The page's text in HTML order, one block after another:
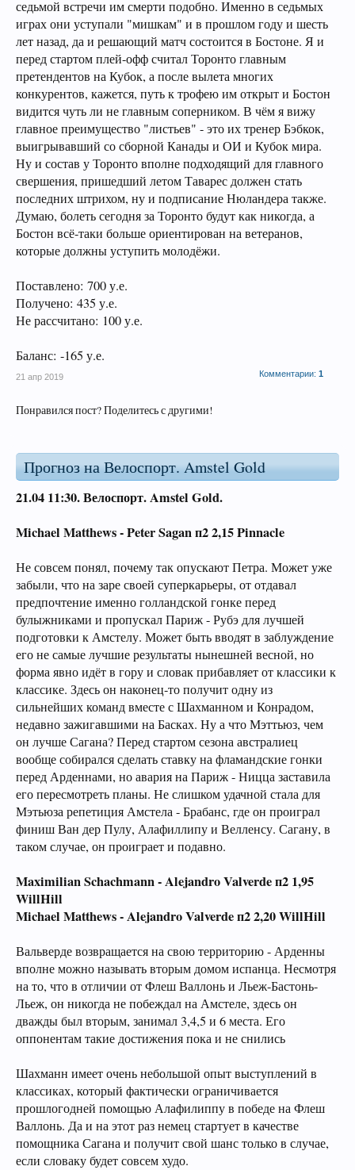
седьмой встречи им смерти подобно. Именно в седьмых
играх они уступали "мишкам" и в прошлом году и шесть
лет назад, да и решающий матч состоится в Бостоне. Я и
перед стартом плей-офф считал Торонто главным
претендентов на Кубок, а после вылета многих
конкурентов, кажется, путь к трофею им открыт и Бостон
видится чуть ли не главным соперником. В чём я вижу
главное преимущество "листьев" - это их тренер Бэбкок,
выигрывавший со сборной Канады и ОИ и Кубок мира.
Ну и состав у Торонто вполне подходящий для главного
свершения, пришедший летом Таварес должен стать
последних штрихом, ну и подписание Нюландера также.
Думаю, болеть сегодня за Торонто будут как никогда, а
Бостон всё-таки больше ориентирован на ветеранов,
которые должны уступить молодёжи.
Поставлено: 700 у.е.
Получено: 435 у.е.
Не рассчитано: 100 у.е.
Баланс: -165 у.е.
Комментарии: 1
21 апр 2019
Понравился пост? Поделитесь с другими!
Прогноз на Велоспорт. Amstel Gold
21.04 11:30.Велоспорт. Amstel Gold.
Michael Matthews -Peter Sagan п2 2,15 Pinnacle
Не совсем понял, почему так опускают Петра. Может уже
забыли, что на заре своей суперкарьеры, от отдавал
предпочтение именно голландской гонке перед
булыжниками и пропускал Париж - Рубэ для лучшей
подготовки к Амстелу. Может быть вводят в заблуждение
его не самые лучшие результаты нынешней весной, но
форма явно идёт в гору и словак прибавляет от классики к
классике. Здесь он наконец-то получит одну из
сильнейших команд вместе с Шахманном и Конрадом,
недавно зажигавшими на Басках. Ну а что Мэттьюз, чем
он лучше Сагана? Перед стартом сезона австралиец
вообще собирался сделать ставку на фламандские гонки
перед Арденнами, но авария на Париж - Ницца заставила
его пересмотреть планы. Не слишком удачной стала для
Мэтьюза репетиция Амстела - Брабанс, где он проиграл
финиш Ван дер Пулу, Алафиллипу и Велленсу. Сагану, в
таком случае, он проиграет и подавно.
Maximilian Schachmann - Alejandro Valverde п2 1,95
WillHill
Michael Matthews - Alejandro Valverde п2 2,20 WillHill
Вальверде возвращается на свою территорию - Арденны
вполне можно называть вторым домом испанца. Несмотря
на то, что в отличии от Флеш Валлонь и Льеж-Бастонь-
Льеж, он никогда не побеждал на Амстеле, здесь он
дважды был вторым, занимал 3,4,5 и 6 места. Его
оппонентам такие достижения пока и не снились
Шахманн имеет очень небольшой опыт выступлений в
классиках, который фактически ограничивается
прошлогодней помощью Алафилиппу в победе на Флеш
Валлонь. Да и на этот раз немец стартует в качестве
помощника Сагана и получит свой шанс только в случае,
если словаку будет совсем худо.